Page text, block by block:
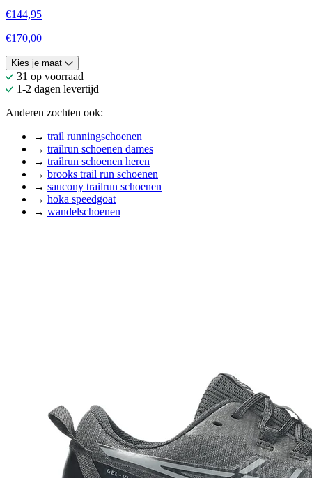
€144,95
€170,00
Kies je maat
31 op voorraad
1-2 dagen levertijd
Anderen zochten ook:
→ trail runningschoenen
→ trailrun schoenen dames
→ trailrun schoenen heren
→ brooks trail run schoenen
→ saucony trailrun schoenen
→ hoka speedgoat
→ wandelschoenen